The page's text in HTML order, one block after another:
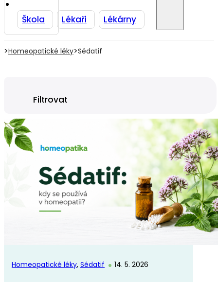
Škola Lékaři Lékárny
>Homeopatické léky>Sédatif
Filtrovat
Homeopatické léky, Sédatif 14. 5. 2026